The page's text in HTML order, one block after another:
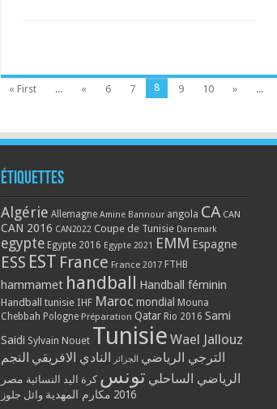
« First ... « 6 7 8 9 10 » ...
Étiquettes
Algérie Allemagne Amine Bannour angola CA CAN
CAN 2016 CAN2022 Coupe de Tunisie Danemark
egypte Egypte 2016 Egypte 2021 EMM Espagne
ESS EST France France 2017 FTHB
hammamet handball Handball féminin
Handball tunisie IHF Maroc mondial
Mouna
Chebbah Pologne Préparation Qatar Rio 2016 Sami
Saidi Sylvain Nouet Tunisie Wael Jallouz
الترجي الرياضي الجزائر النادي الافريقي النجم
الرياضي الساحلي تونس كرة اليد النسائية مصر
2016 مكارم المهدية وائل جلوز